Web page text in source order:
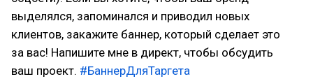
выделялся, запоминался и приводил новых
клиентов, закажите баннер, который сделает это
за вас! Напишите мне в директ, чтобы обсудить
ваш проект. #БаннерДляТаргета